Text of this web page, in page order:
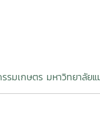
รมเกษตร มหาวิทยาลัยแ